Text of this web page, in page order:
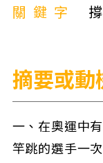
關鍵字
摘要或動
一、在奧運中
竿跳的選手一